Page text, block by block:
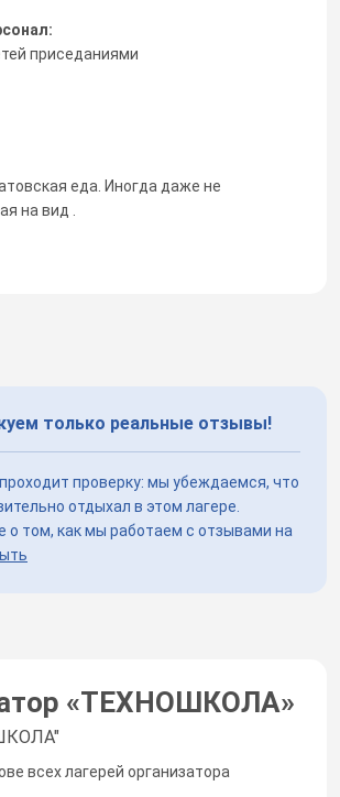
приседаниями
еда. Иногда даже не
на вид .
только реальные отзывы!
проверку: мы убеждаемся, что
отдыхал в этом лагере.
о том, как мы работаем с отзывами на
«ТЕХНОШКОЛА»
всех лагерей организатора